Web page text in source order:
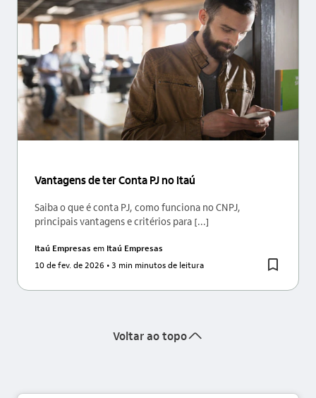
Vantagens de ter Conta PJ no Itaú
Saiba o que é conta PJ, como funciona no CNPJ,
principais vantagens e critérios para [...]
Itaú Empresas em Itaú Empresas
10 de fev. de 2026 • 3 min minutos de leitura
Voltar ao toposeta_cima